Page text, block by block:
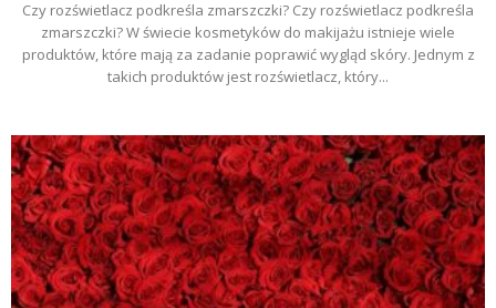
Czy rozświetlacz podkreśla zmarszczki? Czy rozświetlacz podkreśla
zmarszczki? W świecie kosmetyków do makijażu istnieje wiele
produktów, które mają za zadanie poprawić wygląd skóry. Jednym z
takich produktów jest rozświetlacz, który...